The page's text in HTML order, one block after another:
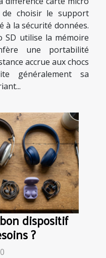
choisir le support
à la sécurité données.
SD utilise la mémoire
une portabilité
accrue aux chocs
généralement sa
dispositif
?